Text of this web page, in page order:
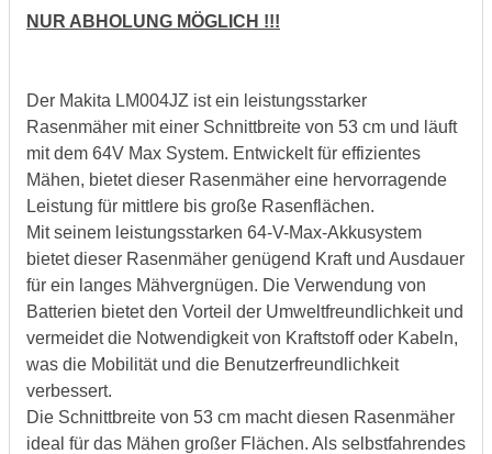
NUR ABHOLUNG MÖGLICH !!!
Der Makita LM004JZ ist ein leistungsstarker
Rasenmäher mit einer Schnittbreite von 53 cm und läuft
mit dem 64V Max System. Entwickelt für effizientes
Mähen, bietet dieser Rasenmäher eine hervorragende
Leistung für mittlere bis große Rasenflächen.
Mit seinem leistungsstarken 64-V-Max-Akkusystem
bietet dieser Rasenmäher genügend Kraft und Ausdauer
für ein langes Mähvergnügen. Die Verwendung von
Batterien bietet den Vorteil der Umweltfreundlichkeit und
vermeidet die Notwendigkeit von Kraftstoff oder Kabeln,
was die Mobilität und die Benutzerfreundlichkeit
verbessert.
Die Schnittbreite von 53 cm macht diesen Rasenmäher
ideal für das Mähen großer Flächen. Als selbstfahrendes